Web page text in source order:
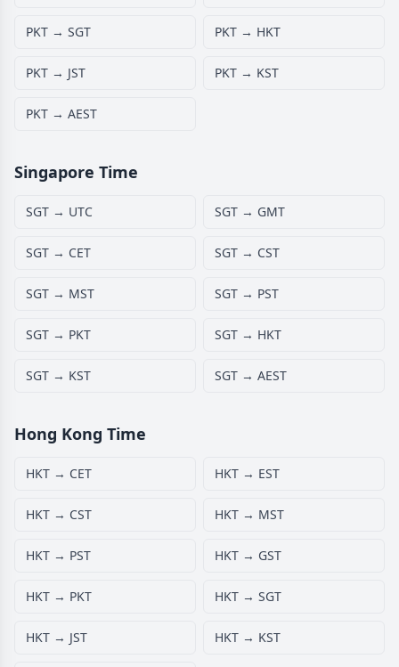
PKT → SGT PKT → HKT
PKT → JST PKT → KST
PKT → AEST
Singapore Time
SGT → UTC SGT → GMT
SGT → CET SGT → CST
SGT → MST SGT → PST
SGT → PKT SGT → HKT
SGT → KST SGT → AEST
Hong Kong Time
HKT → CET HKT → EST
HKT → CST HKT → MST
HKT → PST HKT → GST
HKT → PKT HKT → SGT
HKT → JST HKT → KST